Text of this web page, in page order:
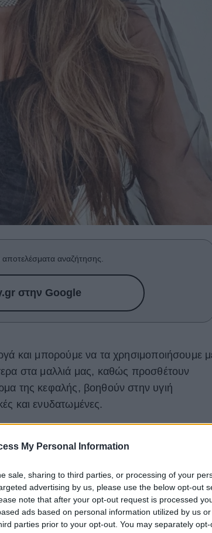
My Personal Information
sale, sharing to third parties, or processing of your
advertising by us, please use the below opt-out
note that after your opt-out request is processed
ads based on personal information utilized by us
parties prior to your opt-out. You may separately
αναζήτησης.
στην Google
και μπορούμε να τα χρησιμοποιήσουμε
στα μαλλιά μας, καθώς προσθέτουν
της κεφαλής, βοηθούν στην υγιή
και ενυδατωμένες.
να εφαρμόζουμε στις άκρες των